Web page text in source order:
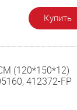
Купить
(120*150*12)
412372-FP